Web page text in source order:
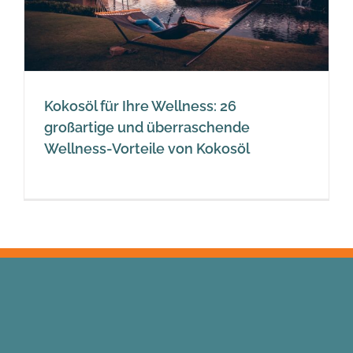
Kokosöl für Ihre Wellness: 26
großartige und überraschende
Wellness-Vorteile von Kokosöl